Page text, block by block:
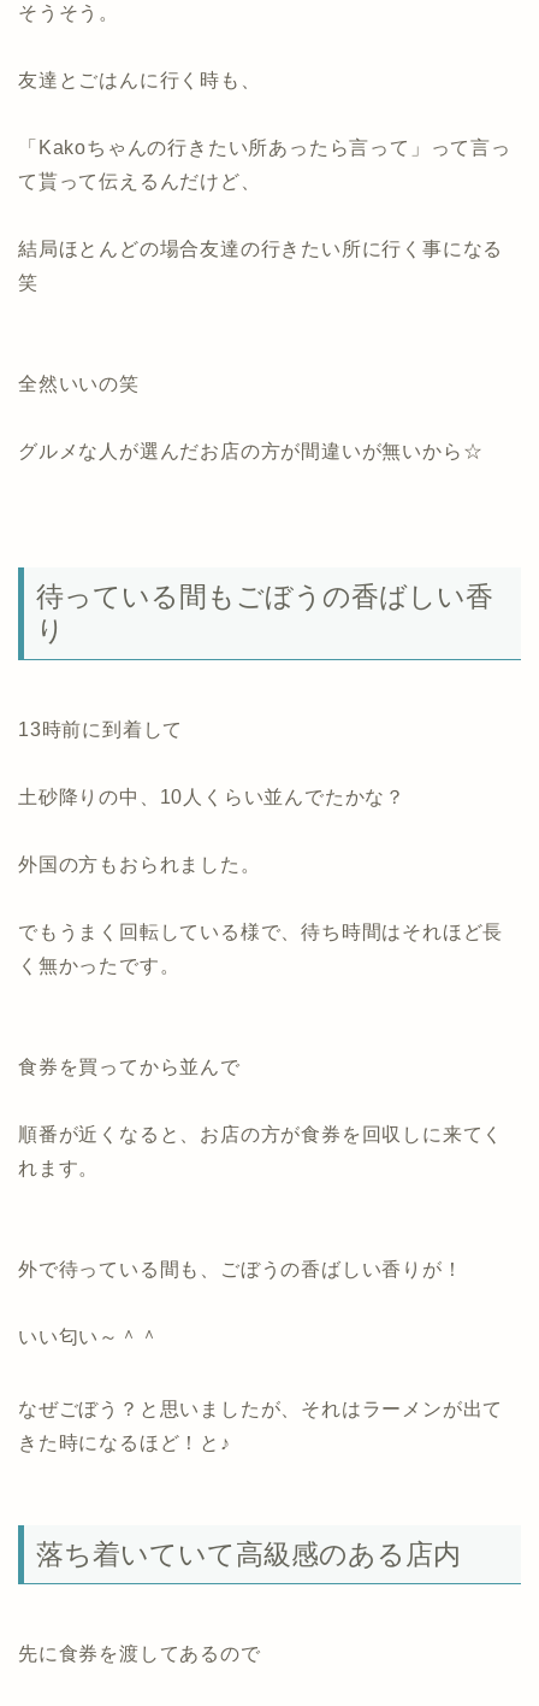
そうそう。
友達とごはんに行く時も、
「Kakoちゃんの行きたい所あったら言って」って言っ
て貰って伝えるんだけど、
結局ほとんどの場合友達の行きたい所に行く事になる
笑
全然いいの笑
グルメな人が選んだお店の方が間違いが無いから☆
待っている間もごぼうの香ばしい香
り
13時前に到着して
土砂降りの中、10人くらい並んでたかな？
外国の方もおられました。
でもうまく回転している様で、待ち時間はそれほど長
く無かったです。
食券を買ってから並んで
順番が近くなると、お店の方が食券を回収しに来てく
れます。
外で待っている間も、ごぼうの香ばしい香りが！
いい匂い～＾＾
なぜごぼう？と思いましたが、それはラーメンが出て
きた時になるほど！と♪
落ち着いていて高級感のある店内
先に食券を渡してあるので